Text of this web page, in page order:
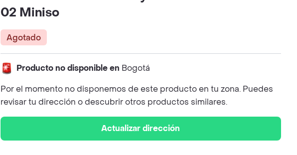
02 Miniso
Agotado
Producto no disponible en Bogotá
Por el momento no disponemos de este producto en tu zona. Puedes
revisar tu dirección o descubrir otros productos similares.
Actualizar dirección